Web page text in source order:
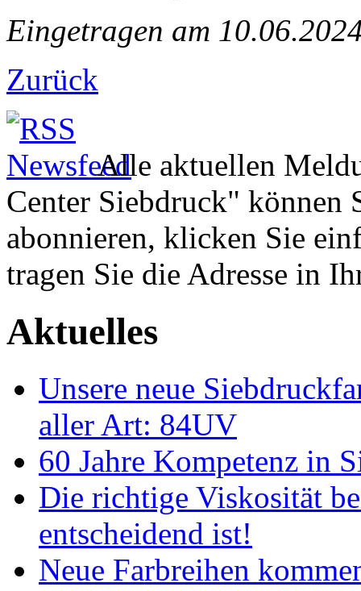
Eingetragen am
Zurück
Alle aktuellen
Center Siebdruck" können
abonnieren, klicken Sie
tragen Sie die Adresse in
Aktuelles
Unsere neue
aller Art: 84UV
60 Jahre Kompetenz in
Die richtige Viskosität
entscheidend ist!
Neue Farbreihen